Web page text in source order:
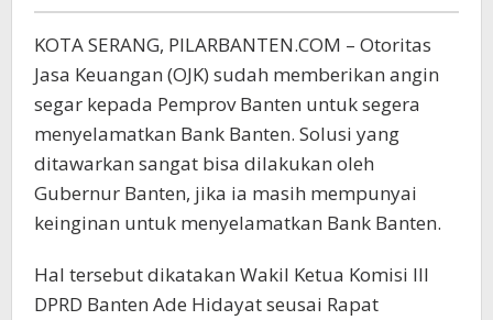
KOTA SERANG, PILARBANTEN.COM – Otoritas
Jasa Keuangan (OJK) sudah memberikan angin
segar kepada Pemprov Banten untuk segera
menyelamatkan Bank Banten. Solusi yang
ditawarkan sangat bisa dilakukan oleh
Gubernur Banten, jika ia masih mempunyai
keinginan untuk menyelamatkan Bank Banten.
Hal tersebut dikatakan Wakil Ketua Komisi III
DPRD Banten Ade Hidayat seusai Rapat